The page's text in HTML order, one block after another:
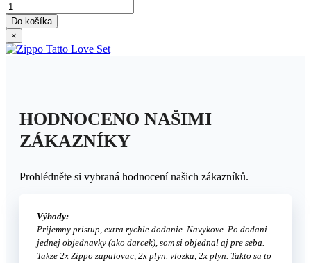
Do košíka
×
HODNOCENO NAŠIMI
ZÁKAZNÍKY
Prohlédněte si vybraná hodnocení našich zákazníků.
Výhody:
Prijemny pristup, extra rychle dodanie. Navykove. Po dodani
jednej objednavky (ako darcek), som si objednal aj pre seba.
Takze 2x Zippo zapalovac, 2x plyn. vlozka, 2x plyn. Takto sa to